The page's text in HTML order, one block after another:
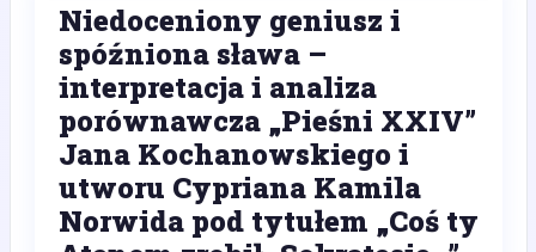
Niedoceniony geniusz i
spóźniona sława –
interpretacja i analiza
porównawcza „Pieśni XXIV”
Jana Kochanowskiego i
utworu Cypriana Kamila
Norwida pod tytułem „Coś ty